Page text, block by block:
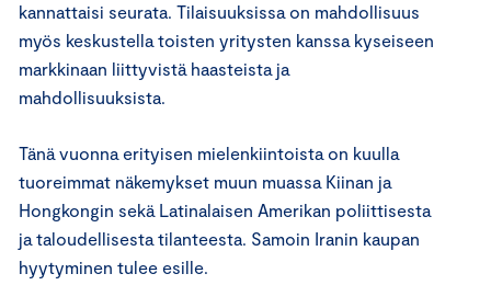
kannattaisi seurata. Tilaisuuksissa on mahdollisuus
myös keskustella toisten yritysten kanssa kyseiseen
markkinaan liittyvistä haasteista ja
mahdollisuuksista.
Tänä vuonna erityisen mielenkiintoista on kuulla
tuoreimmat näkemykset muun muassa Kiinan ja
Hongkongin sekä Latinalaisen Amerikan poliittisesta
ja taloudellisesta tilanteesta. Samoin Iranin kaupan
hyytyminen tulee esille.